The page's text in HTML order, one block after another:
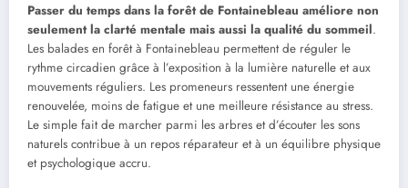
Passer du temps dans la forêt de Fontainebleau améliore non
seulement la clarté mentale mais aussi la qualité du sommeil.
Les balades en forêt à Fontainebleau permettent de réguler le
rythme circadien grâce à l’exposition à la lumière naturelle et aux
mouvements réguliers. Les promeneurs ressentent une énergie
renouvelée, moins de fatigue et une meilleure résistance au stress.
Le simple fait de marcher parmi les arbres et d’écouter les sons
naturels contribue à un repos réparateur et à un équilibre physique
et psychologique accru.